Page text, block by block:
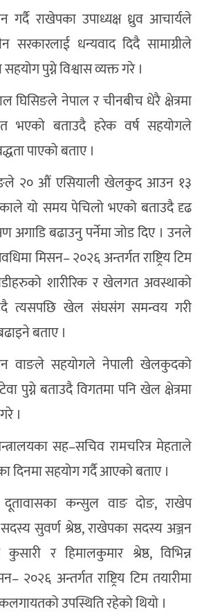
गर्दै राखेपका उपाध्यक्ष ध्रुव आचार्यले
सरकारलाई धन्यवाद दिदै सामाग्रीले
पुग्ने विश्वास व्यक्त गरे ।
नेपाल र चीनबीच धेरै क्षेत्रमा
भएको बताउदै हरेक वर्ष सहयोगले
पाएको बताए ।
२० औं एसियाली खेलकुद आउन १३
यो समय पेचिलो भएको बताउदै दृढ
अगाडि बढाउनु पर्नेमा जोड दिए । उनले
मिसन– २०२६ अन्तर्गत राष्ट्रिय टिम
शारीरिक र खेलगत अवस्थाको
त्यसपछि खेल संघसंग समन्वय गरी
बताए ।
वाङले सहयोगले नेपाली खेलकुदको
पुग्ने बताउदै विगतमा पनि खेल क्षेत्रमा
।
सह–सचिव रामचरित्र मेहताले
दिनमा सहयोग गर्दै आएको बताए ।
दूतावासका कन्सुल वाङ दोङ, राखेप
सुवर्ण श्रेष्ठ, राखेपका सदस्य अञ्जन
र हिमालकुमार श्रेष्ठ, विभिन्न
२०२६ अन्तर्गत राष्ट्रिय टिम तयारीमा
उपस्थिति रहेको थियो ।